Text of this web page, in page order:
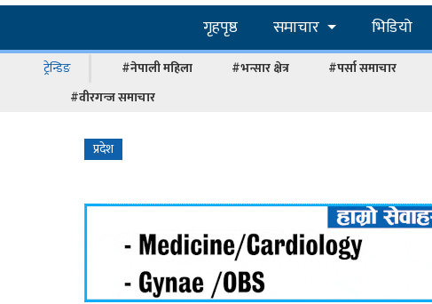
गृहपृष्ठ समाचार भिडियो
ट्रेन्डिङ #नेपाली महिला #भन्सार क्षेत्र #पर्सा समाचार
#वीरगन्ज समाचार
प्रदेश